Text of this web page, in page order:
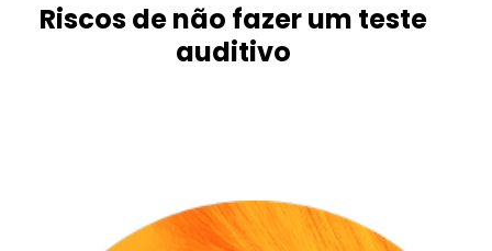
Riscos de não fazer um teste
auditivo